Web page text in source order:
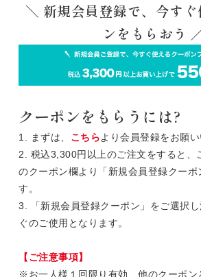
＼ 新規会員登録で、今す
ンをもらおう
クーポンをもらうには?
1. まずは、 こちらより会員登録をお願い
2. 税込3,300円以上のご注文をすると、
のクーポン欄より「新規会員登録クーポ
す。
3. 「新規会員登録クーポン」をご選択
ぐのご使用となります。
【ご注意事項】
※お一人様１回限り有効、他のクーポン